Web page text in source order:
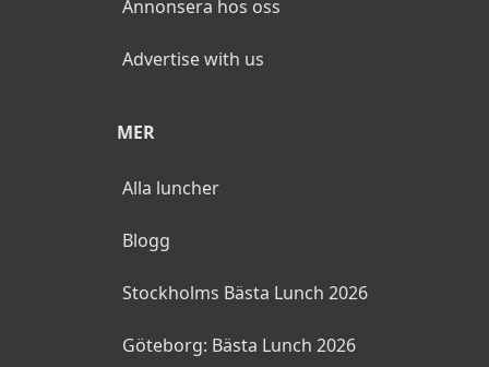
Annonsera hos oss
Advertise with us
MER
Alla luncher
Blogg
Stockholms Bästa Lunch 2026
Göteborg: Bästa Lunch 2026